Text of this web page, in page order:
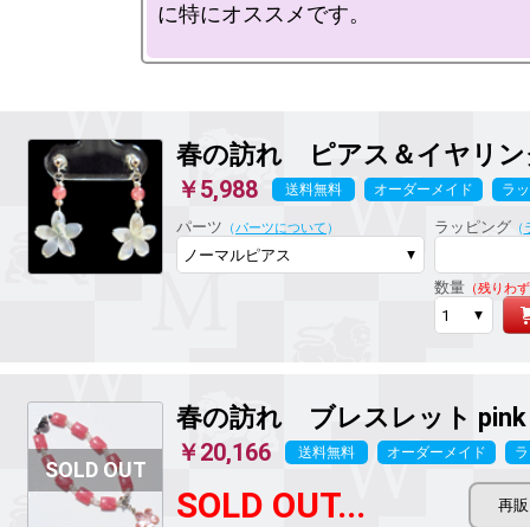
に特にオススメです。
春の訪れ ピアス＆イヤリン
￥5,988 送料無料 オーダーメイド ラ
パーツ （パーツについて ） ラッピング（
数量（残りわ
春の訪れ ブレスレット pink
￥20,166 送料無料 オーダーメイド
SOLD OUT...